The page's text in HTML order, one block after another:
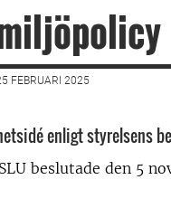
FEBRUARI 2025
enligt styrelsens
beslutade den 5